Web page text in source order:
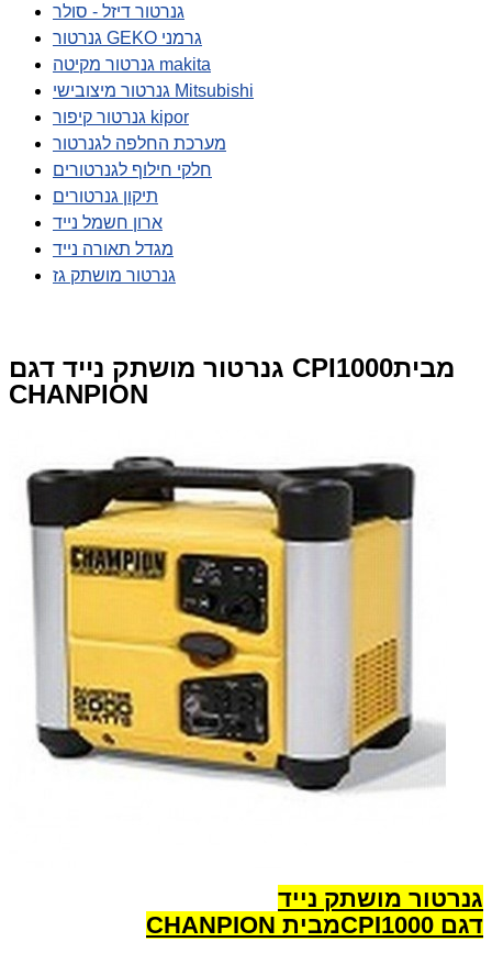
גנרטור דיזל - סולר
גנרטור GEKO גרמני
גנרטור מקיטה makita
גנרטור מיצובישי Mitsubishi
גנרטור קיפור kipor
מערכת החלפה לגנרטור
חלקי חילוף לגנרטורים
תיקון גנרטורים
ארון חשמל נייד
מגדל תאורה נייד
גנרטור מושתק גז
גנרטור מושתק נייד דגם CPI1000מבית
CHANPION
גנרטור מושתק נייד
דגם CPI1000מבית CHANPION